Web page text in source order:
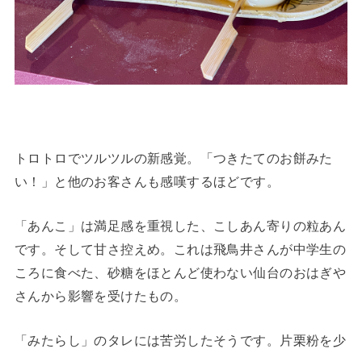
トロトロでツルツルの新感覚。「つきたてのお餅みた
い！」と他のお客さんも感嘆するほどです。
「あんこ」は満足感を重視した、こしあん寄りの粒あん
です。そして甘さ控えめ。これは飛鳥井さんが中学生の
ころに食べた、砂糖をほとんど使わない仙台のおはぎや
さんから影響を受けたもの。
「みたらし」のタレには苦労したそうです。片栗粉を少